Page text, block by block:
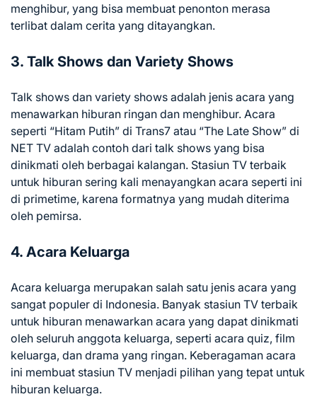
menghibur, yang bisa membuat penonton merasa
terlibat dalam cerita yang ditayangkan.
3. Talk Shows dan Variety Shows
Talk shows dan variety shows adalah jenis acara yang
menawarkan hiburan ringan dan menghibur. Acara
seperti “Hitam Putih” di Trans7 atau “The Late Show” di
NET TV adalah contoh dari talk shows yang bisa
dinikmati oleh berbagai kalangan. Stasiun TV terbaik
untuk hiburan sering kali menayangkan acara seperti ini
di primetime, karena formatnya yang mudah diterima
oleh pemirsa.
4. Acara Keluarga
Acara keluarga merupakan salah satu jenis acara yang
sangat populer di Indonesia. Banyak stasiun TV terbaik
untuk hiburan menawarkan acara yang dapat dinikmati
oleh seluruh anggota keluarga, seperti acara quiz, film
keluarga, dan drama yang ringan. Keberagaman acara
ini membuat stasiun TV menjadi pilihan yang tepat untuk
hiburan keluarga.